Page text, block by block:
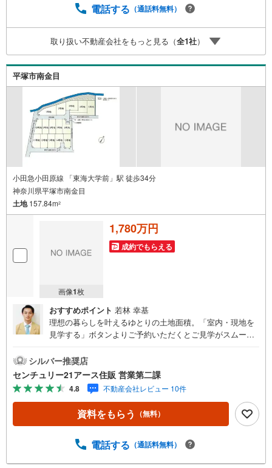
算も行っております。人生最大のお買い物になりますの
す。◆優遇金利にこだわる◆大きな金額を長期間で返済す
る住宅ローンは優遇金利が0.1％変わるだけで、支払い総額
に大きな変化が生じます。取引の多い弊社は金融機関の特
色、傾向、トレンドを熟知しておりますので、お客様のニ
ーズにあった金融機関をご紹介させて頂きます。
電話する （通話料無料）
取り扱い不動産会社をもっと見る（全1社）
平塚市南金目
小田急小田原線 「東海大学前」駅 徒歩34分
神奈川県平塚市南金目
土地157.84m2
画像1枚
1,780万円
成約でもらえる
おすすめポイント 若林 幸基
理想の暮らしを叶えるゆとりの土地面積。「室内・現地を
見学する」ボタンよりご予約いただくとご見学がスムーズ
センチュリオン獲得店舗◆全国約970店舗あるセンチュリー
21のお店。その中でも、アメリカ本部が設ける一定基準を
満たした、上位4％しか受賞できない賞。それが「センチュ
リオン」です。弊社はそのセンチュリオンを2002年から欠
かすことなく取り続けております。◆住宅ローン相談会◆
お客様にあった無理のない住宅ローンの試算やご購入の際
お買い物になりますので、しっかりとした資金計画のアド
シルバー推奨店
センチュリー21アース住販 営業第二課
4.8 不動産会社レビュー 10件
資料をもらう （無料）
電話する （通話料無料）